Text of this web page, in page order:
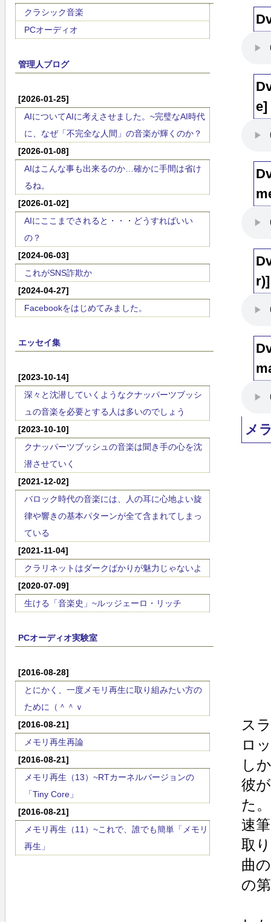
クラシック音楽
PCオーディオ
管理人ブログ
[2026-01-25]
AIについてAIに考えさせました。~完璧なAI時代
に、なぜ「不完全な人間」の音楽が輝くのか？
[2026-01-08]
AIはこんな事も出来るのか…確かに手間は省け
るね。
[2026-01-02]
AIにここまでされると・・・どうすればいい
の？
[2024-06-03]
これがSNS詐欺か
[2024-04-27]
Facebookをはじめてみました。
エッセイ集
[2023-10-14]
深々と沈潜していくようなクナッパーツブッシ
ュの音楽を必要とする人は多いのでしょう
[2023-10-10]
クナッパーツブッシュの音楽は聞き手の心を沈
潜させていく
[2021-12-02]
バロック時代の音楽には、人の耳に心地よい旋
律や響きの基本パターンが全て含まれてしまっ
ている
[2021-11-04]
クラリネットはダークばかりが魅力じゃないよ
[2020-07-09]
生ける「音楽史」~ルッジェーロ・リッチ
PCオーディオ実験室
[2016-08-28]
とにかく、一度メモリ再生に取り組みたい方の
ために（＾＾ｖ
[2016-08-21]
メモリ再生再論
[2016-08-21]
メモリ再生（13）~RTカーネルバージョンの
「Tiny Core」
[2016-08-21]
メモリ再生（11）~これで、誰でも簡単「メモリ
再生」
e]
r)]
メ
ス
ロ
し
彼
た。
速
取
曲
の